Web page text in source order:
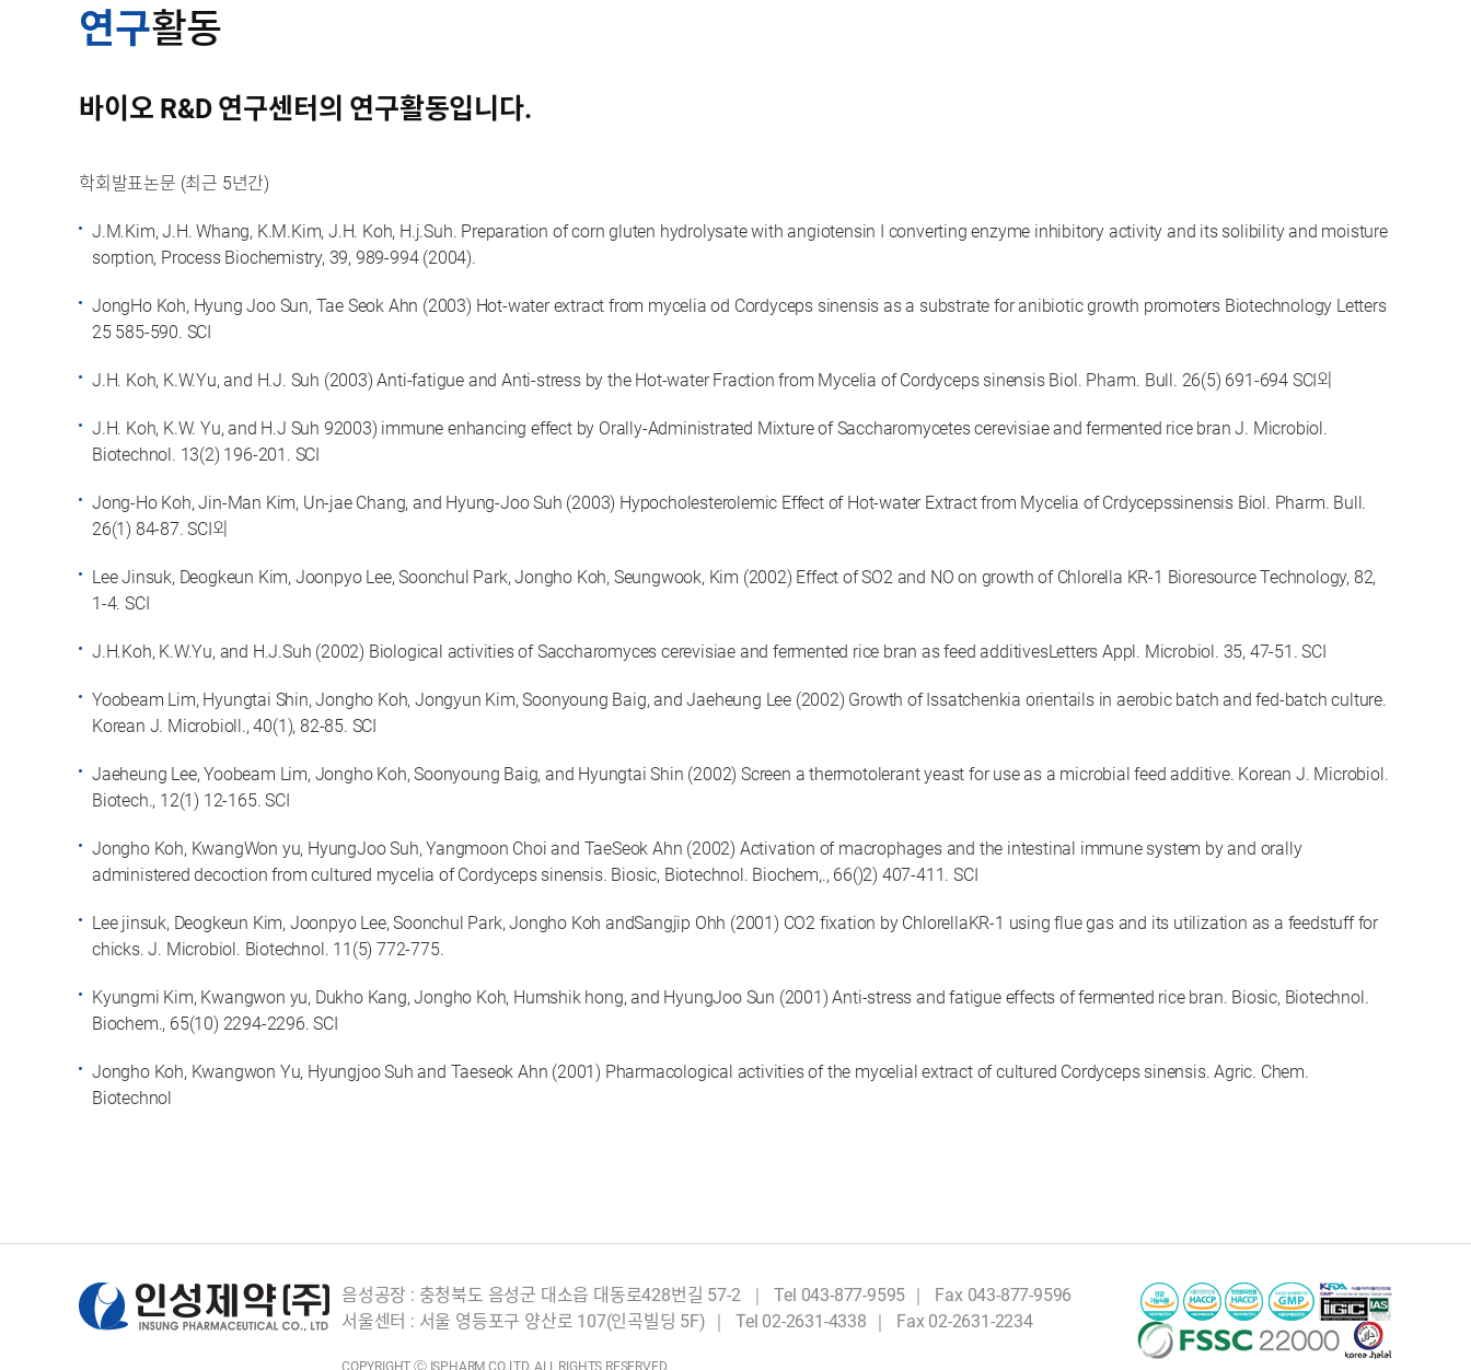
연구활동
바이오 R&D 연구센터의 연구활동입니다.
학회발표논문 (최근 5년간)
J.M.Kim, J.H. Whang, K.M.Kim, J.H. Koh, H.j.Suh. Preparation of corn gluten hydrolysate with angiotensin I converting enzyme inhibitory activity and its solibility and moisture
sorption, Process Biochemistry, 39, 989-994 (2004).
JongHo Koh, Hyung Joo Sun, Tae Seok Ahn (2003) Hot-water extract from mycelia od Cordyceps sinensis as a substrate for anibiotic growth promoters Biotechnology Letters
25 585-590. SCI
J.H. Koh, K.W.Yu, and H.J. Suh (2003) Anti-fatigue and Anti-stress by the Hot-water Fraction from Mycelia of Cordyceps sinensis Biol. Pharm. Bull. 26(5) 691-694 SCI외
J.H. Koh, K.W. Yu, and H.J Suh 92003) immune enhancing effect by Orally-Administrated Mixture of Saccharomycetes cerevisiae and fermented rice bran J. Microbiol.
Biotechnol. 13(2) 196-201. SCI
Jong-Ho Koh, Jin-Man Kim, Un-jae Chang, and Hyung-Joo Suh (2003) Hypocholesterolemic Effect of Hot-water Extract from Mycelia of Crdycepssinensis Biol. Pharm. Bull.
26(1) 84-87. SCI외
Lee Jinsuk, Deogkeun Kim, Joonpyo Lee, Soonchul Park, Jongho Koh, Seungwook, Kim (2002) Effect of SO2 and NO on growth of Chlorella KR-1 Bioresource Technology, 82,
1-4. SCI
J.H.Koh, K.W.Yu, and H.J.Suh (2002) Biological activities of Saccharomyces cerevisiae and fermented rice bran as feed additivesLetters Appl. Microbiol. 35, 47-51. SCI
Yoobeam Lim, Hyungtai Shin, Jongho Koh, Jongyun Kim, Soonyoung Baig, and Jaeheung Lee (2002) Growth of Issatchenkia orientails in aerobic batch and fed-batch culture.
Korean J. Microbioll., 40(1), 82-85. SCI
Jaeheung Lee, Yoobeam Lim, Jongho Koh, Soonyoung Baig, and Hyungtai Shin (2002) Screen a thermotolerant yeast for use as a microbial feed additive. Korean J. Microbiol.
Biotech., 12(1) 12-165. SCI
Jongho Koh, KwangWon yu, HyungJoo Suh, Yangmoon Choi and TaeSeok Ahn (2002) Activation of macrophages and the intestinal immune system by and orally
administered decoction from cultured mycelia of Cordyceps sinensis. Biosic, Biotechnol. Biochem,., 66()2) 407-411. SCI
Lee jinsuk, Deogkeun Kim, Joonpyo Lee, Soonchul Park, Jongho Koh andSangjip Ohh (2001) CO2 fixation by ChlorellaKR-1 using flue gas and its utilization as a feedstuff for
chicks. J. Microbiol. Biotechnol. 11(5) 772-775.
Kyungmi Kim, Kwangwon yu, Dukho Kang, Jongho Koh, Humshik hong, and HyungJoo Sun (2001) Anti-stress and fatigue effects of fermented rice bran. Biosic, Biotechnol.
Biochem., 65(10) 2294-2296. SCI
Jongho Koh, Kwangwon Yu, Hyungjoo Suh and Taeseok Ahn (2001) Pharmacological activities of the mycelial extract of cultured Cordyceps sinensis. Agric. Chem.
Biotechnol
음성공장 : 충청북도 음성군 대소읍 대동로428번길 57-2 ｜
Tel 043-877-9595 ｜ Fax 043-877-9596
서울센터 : 서울 영등포구 양산로 107(인곡빌딩 5F) ｜ Tel 02-2631-4338 ｜ Fax 02-2631-2234
COPYRIGHT Ⓒ ISPHARM CO.,LTD. ALL RIGHTS RESERVED.